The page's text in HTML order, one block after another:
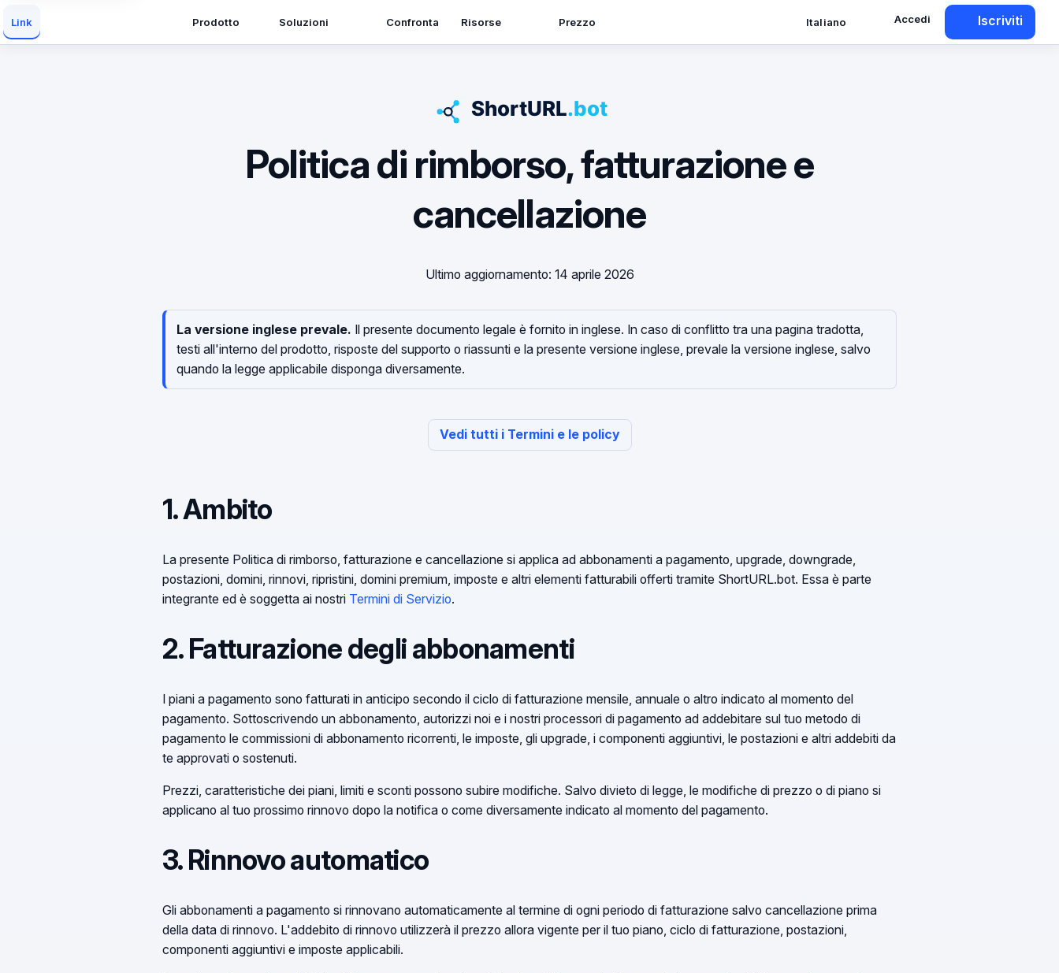
Link Prodotto Soluzioni Confronta Risorse Prezzo Italiano Accedi Iscriviti
Politica di rimborso, fatturazione e
cancellazione
Ultimo aggiornamento: 14 aprile 2026
La versione inglese prevale. Il presente documento legale è fornito in inglese. In caso di conflitto tra una pagina tradotta,
testi all'interno del prodotto, risposte del supporto o riassunti e la presente versione inglese, prevale la versione inglese, salvo
quando la legge applicabile disponga diversamente.
Vedi tutti i Termini e le policy
1. Ambito
La presente Politica di rimborso, fatturazione e cancellazione si applica ad abbonamenti a pagamento, upgrade, downgrade,
postazioni, domini, rinnovi, ripristini, domini premium, imposte e altri elementi fatturabili offerti tramite ShortURL.bot. Essa è parte
integrante ed è soggetta ai nostri Termini di Servizio.
2. Fatturazione degli abbonamenti
I piani a pagamento sono fatturati in anticipo secondo il ciclo di fatturazione mensile, annuale o altro indicato al momento del
pagamento. Sottoscrivendo un abbonamento, autorizzi noi e i nostri processori di pagamento ad addebitare sul tuo metodo di
pagamento le commissioni di abbonamento ricorrenti, le imposte, gli upgrade, i componenti aggiuntivi, le postazioni e altri addebiti da
te approvati o sostenuti.
Prezzi, caratteristiche dei piani, limiti e sconti possono subire modifiche. Salvo divieto di legge, le modifiche di prezzo o di piano si
applicano al tuo prossimo rinnovo dopo la notifica o come diversamente indicato al momento del pagamento.
3. Rinnovo automatico
Gli abbonamenti a pagamento si rinnovano automaticamente al termine di ogni periodo di fatturazione salvo cancellazione prima
della data di rinnovo. L'addebito di rinnovo utilizzerà il prezzo allora vigente per il tuo piano, ciclo di fatturazione, postazioni,
componenti aggiuntivi e imposte applicabili.